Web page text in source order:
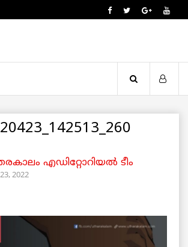
എഡിറ്റോറിയല്‍ ടീം
2022